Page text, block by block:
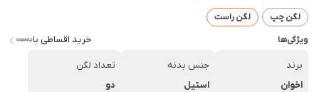
لگن چپ
لگن راست
ویژگی‌ها
خرید اقساطی با
برند
اخوان
جنس بدنه
استیل
تعداد لگن
دو